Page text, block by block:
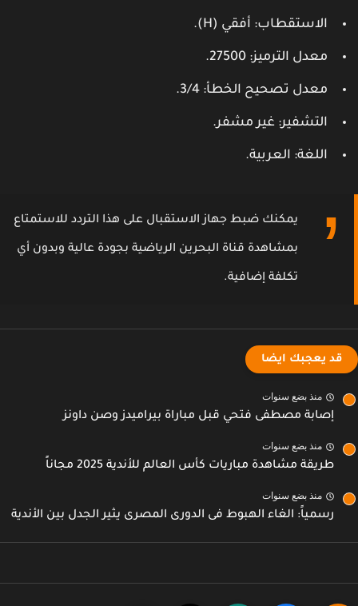
الاستقطاب: أفقي (H).
معدل الترميز: 27500.
معدل تصحيح الخطأ: 3/4.
التشفير: غير مشفر.
اللغة: العربية.
يمكنك ضبط جهاز الاستقبال على هذا التردد للاستمتاع
بمشاهدة قناة البحرين الرياضية بجودة عالية وبدون أي
تكلفة إضافية.
قد يعجبك ايضا
منذ بضع سنوات
إصابة مصطفى فتحي قبل مباراة بيراميدز وصن داونز
منذ بضع سنوات
طريقة مشاهدة مباريات كأس العالم للأندية 2025 مجاناً
منذ بضع سنوات
رسمياً: الغاء الهبوط فى الدورى المصرى يثير الجدل بين الأندية